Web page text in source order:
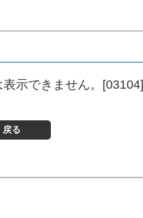
示できません。[03104]
戻る